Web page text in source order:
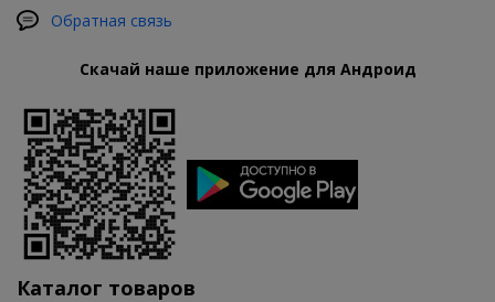
Обратная связь
Скачай наше приложение для Андроид
Каталог товаров